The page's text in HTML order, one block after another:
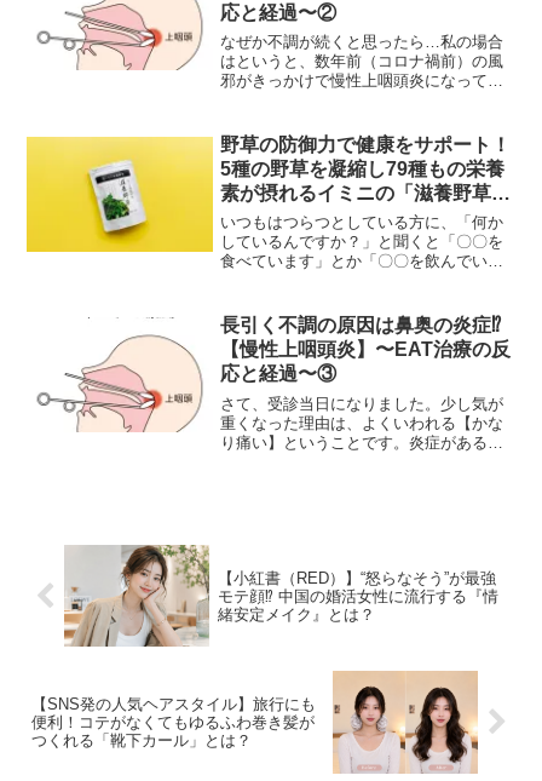
応と経過〜②
なぜか不調が続くと思ったら…私の場合
はというと、数年前（コロナ禍前）の風
邪がきっかけで慢性上咽頭炎になってし
が治っても鼻や喉の不快感がいっこうに
とれず・・・ずっと風邪を...
野草の防御力で健康をサポート！
5種の野草を凝縮し79種もの栄養
素が摂れるイミニの「滋養野草
（じようやそう）」が新登場
いつもはつらつとしている方に、「何か
しているんですか？」と聞くと「〇〇を
食べています」とか「〇〇を飲んでいま
は様々な種類のサプリがありますが、伝
統食や玄米、健康茶など...
長引く不調の原因は鼻奥の炎症⁉︎
【慢性上咽頭炎】〜EAT治療の反
応と経過〜③
さて、受診当日になりました。少し気が
重くなった理由は、よくいわれる【かな
り痛い】ということです。炎症があると
【小紅書（RED）】“怒らなそう”が最強
モテ顔⁉︎ 中国の婚活女性に流行する『情
緒安定メイク』とは？
【SNS発の人気ヘアスタイル】旅行にも
便利！コテがなくてもゆるふわ巻き髪が
つくれる「靴下カール」とは？